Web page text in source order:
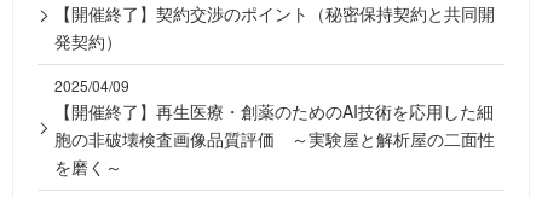
【開催終了】契約交渉のポイント（秘密保持契約と共同開
発契約）
2025/04/09
【開催終了】再生医療・創薬のためのAI技術を応用した細
胞の非破壊検査画像品質評価 ～実験屋と解析屋の二面性
を磨く～